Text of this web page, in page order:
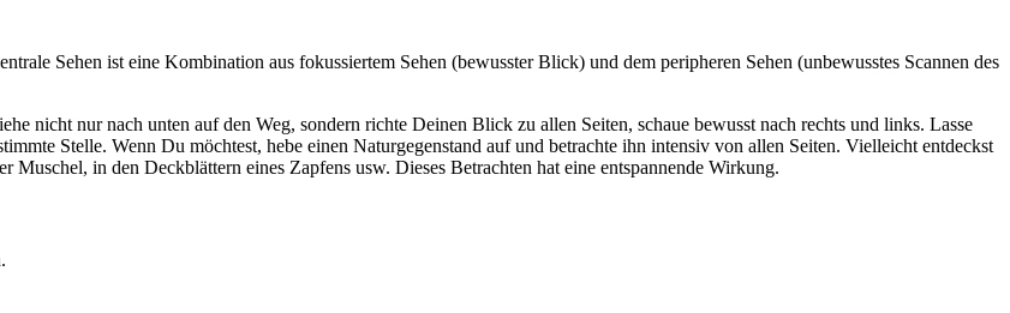
Sehen ist eine Kombination aus fokussiertem Sehen (bewusster Blick) und dem peripheren Sehen (unbewusstes Scannen des
nicht nur nach unten auf den Weg, sondern richte Deinen Blick zu allen Seiten, schaue bewusst nach rechts und links. Lasse
Stelle. Wenn Du möchtest, hebe einen Naturgegenstand auf und betrachte ihn intensiv von allen Seiten. Vielleicht entdeckst
in den Deckblättern eines Zapfens usw. Dieses Betrachten hat eine entspannende Wirkung.